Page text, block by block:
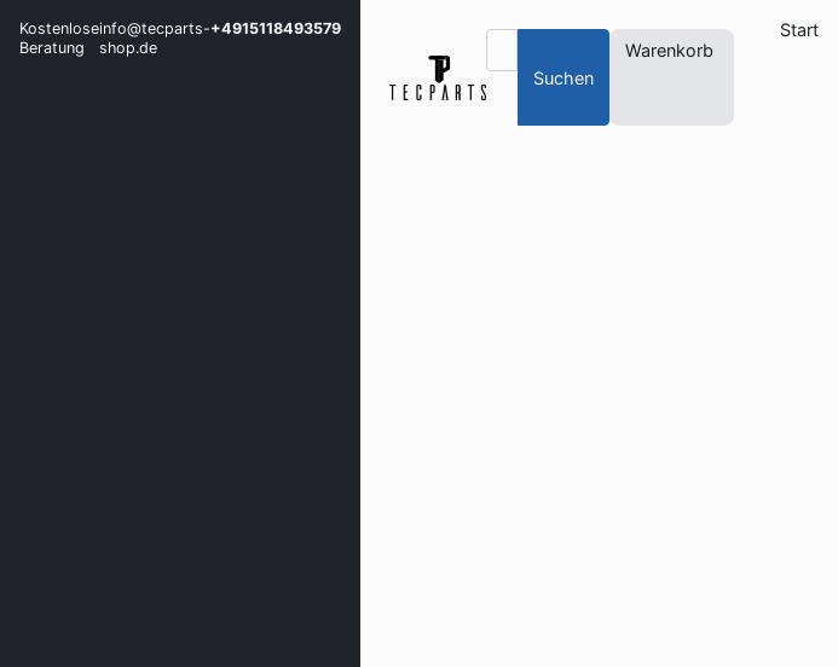
Kostenlose
Beratung
info@tecparts-
shop.de
+4915118493579
Suchen
Warenkorb
Start